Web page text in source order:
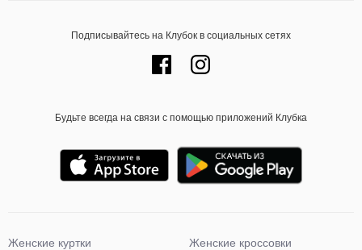
Подписывайтесь на Клубок в социальных сетях
Будьте всегда на связи с помощью приложений Клубка
Женские куртки
Женские кроссовки